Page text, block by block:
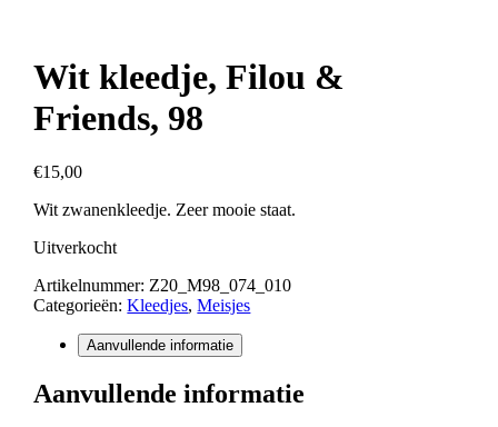
Wit kleedje, Filou &
Friends, 98
€15,00
Wit zwanenkleedje. Zeer mooie staat.
Uitverkocht
Artikelnummer:Z20_M98_074_010
Categorieën:Kleedjes,Meisjes
Aanvullende informatie
Aanvullende informatie